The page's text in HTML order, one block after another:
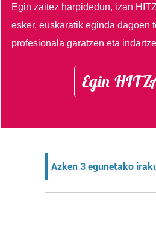
Egin zaitez harpidedun, izan
esker, euskaratik eginda dagoen
profesionala garatzen eta
Egin
Azken 3 egunetako